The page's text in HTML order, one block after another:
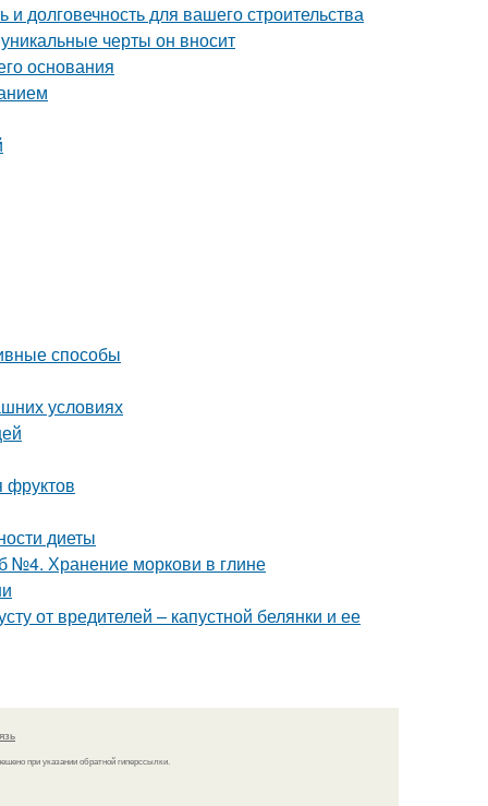
долговечность для вашего строительства
черты он вносит
основания
способы
условиях
фруктов
диеты
№4. Хранение моркови в глине
от вредителей – капустной белянки и ее
при указании обратной гиперссылки.